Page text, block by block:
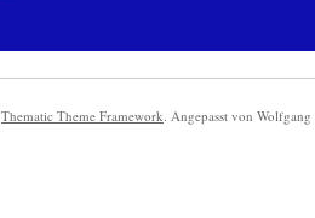
Thematic Theme Framework. Angepasst von